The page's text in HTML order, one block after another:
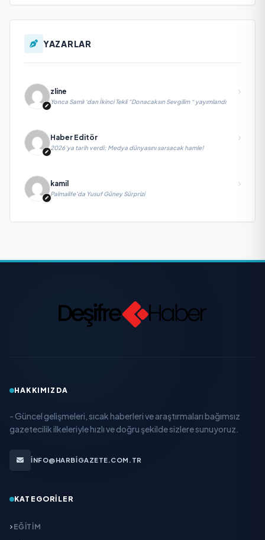
YAZARLAR
zline
Yonca Samlı ‘dan İkinci Tekli “Donacaksın Sevgilim “ yayımlandı
Haber Editör
2026’ya tarih verdi; Medya dünyasını sarsacak hamle!
kamil
Palmalife’da Yusuf Güney Sürprizi
HAKKIMIZDA
- Güncel gelişmeleri, sıcak haberleri ve araştırmaları bağımsız
gazetecilik ilkeleriyle hızlı ve doğru şekilde sizlere sunuyoruz.
INFO@HARBIGAZETE.COM.TR
KATEGORILER
EĞITIM